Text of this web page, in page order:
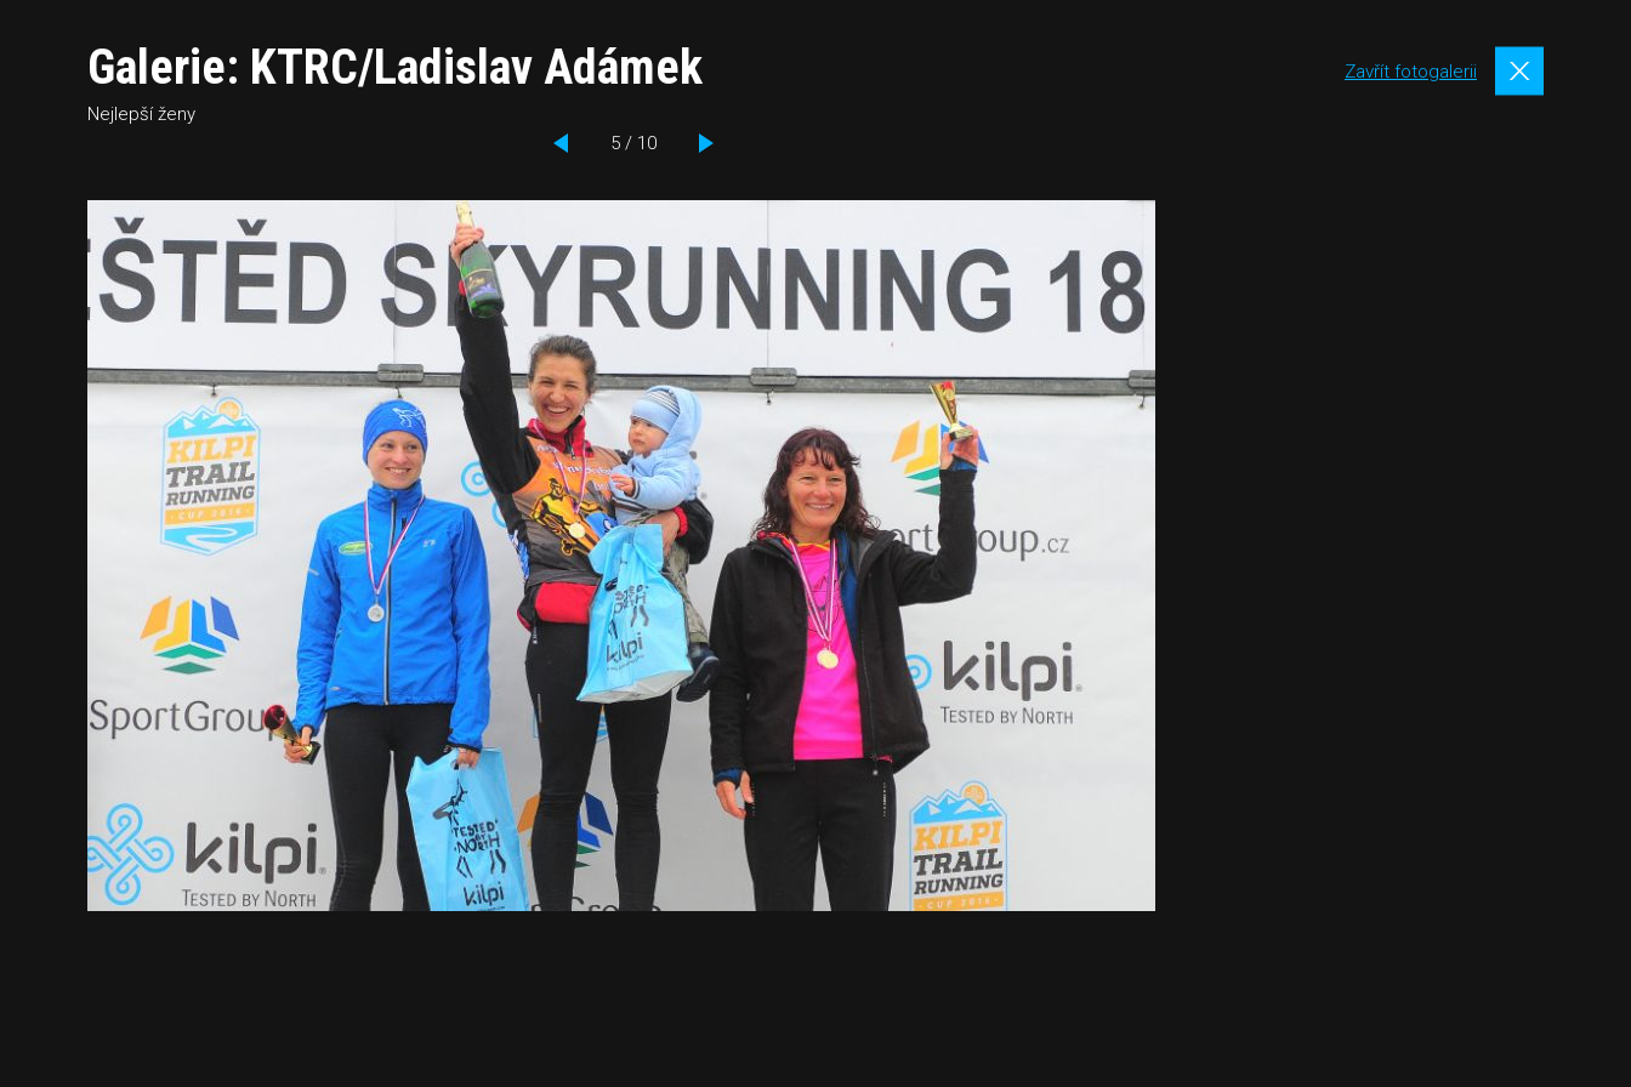
Galerie: KTRC/Ladislav Adámek
Nejlepší ženy
5 / 10
Zavřít fotogalerii